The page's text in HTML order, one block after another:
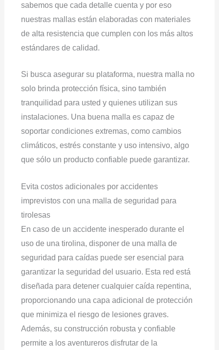
sabemos que cada detalle cuenta y por eso
nuestras mallas están elaboradas con materiales
de alta resistencia que cumplen con los más altos
estándares de calidad.
Si busca asegurar su plataforma, nuestra malla no
solo brinda protección física, sino también
tranquilidad para usted y quienes utilizan sus
instalaciones. Una buena malla es capaz de
soportar condiciones extremas, como cambios
climáticos, estrés constante y uso intensivo, algo
que sólo un producto confiable puede garantizar.
Evita costos adicionales por accidentes
imprevistos con una malla de seguridad para
tirolesas
En caso de un accidente inesperado durante el
uso de una tirolina, disponer de una malla de
seguridad para caídas puede ser esencial para
garantizar la seguridad del usuario. Esta red está
diseñada para detener cualquier caída repentina,
proporcionando una capa adicional de protección
que minimiza el riesgo de lesiones graves.
Además, su construcción robusta y confiable
permite a los aventureros disfrutar de la